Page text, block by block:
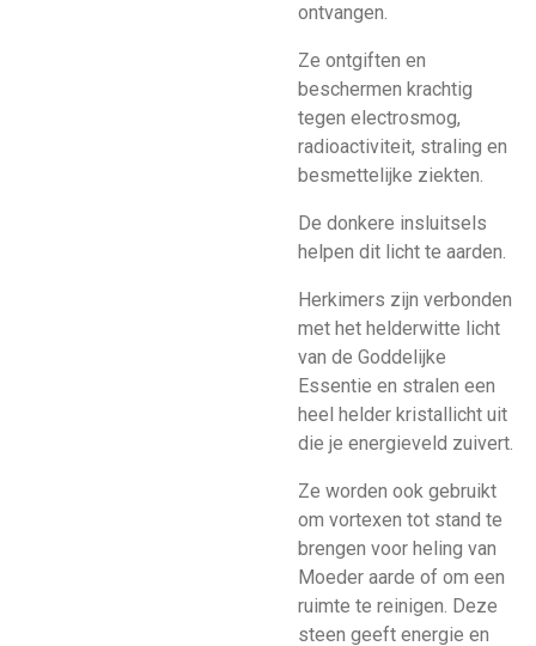
ontvangen.
Ze ontgiften en
beschermen krachtig
tegen electrosmog,
radioactiviteit, straling en
besmettelijke ziekten.
De donkere insluitsels
helpen dit licht te aarden.
Herkimers zijn verbonden
met het helderwitte licht
van de Goddelijke
Essentie en stralen een
heel helder kristallicht uit
die je energieveld zuivert.
Ze worden ook gebruikt
om vortexen tot stand te
brengen voor heling van
Moeder aarde of om een
ruimte te reinigen. Deze
steen geeft energie en